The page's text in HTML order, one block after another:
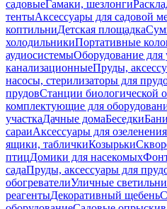
садовыеГамаки, шезлонги
тентыАксессуары для садовой
коптильниДетская площадка
холодильникиПортативные
аудиосистемыОборудование для
канализационныеПруды,
насосы, стерилизаторы для
прудовСтанции биологической
комплектующие для
участкаДачные домаБеседкиБани
сараиАксессуары для
ящики, табличкиКозырьки
птицДомики для насекомых
садаПруды, аксессуары для
обогревателиУличные
реагентыДекоративный щебень